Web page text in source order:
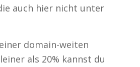
auch hier nicht unter
domain-weiten
als 20% kannst du